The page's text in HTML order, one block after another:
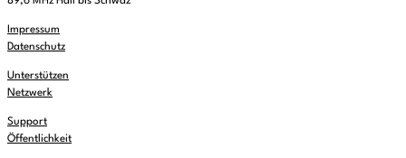
Impressum
Datenschutz
Unterstützen
Netzwerk
Support
Öffentlichkeit